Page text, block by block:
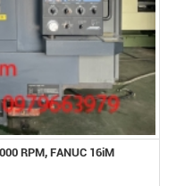
RPM, FANUC 16iM